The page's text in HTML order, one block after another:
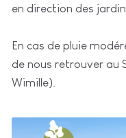
en direction des
En cas de pluie
de nous retrouver au
Wimille).